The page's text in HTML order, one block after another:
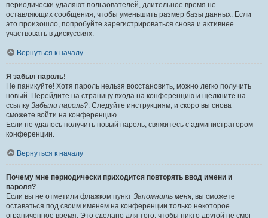
периодически удаляют пользователей, длительное время не
оставляющих сообщения, чтобы уменьшить размер базы данных. Если
это произошло, попробуйте зарегистрироваться снова и активнее
участвовать в дискуссиях.
Вернуться к началу
Я забыл пароль!
Не паникуйте! Хотя пароль нельзя восстановить, можно легко получить
новый. Перейдите на страницу входа на конференцию и щёлкните на
ссылку Забыли пароль?. Следуйте инструкциям, и скоро вы снова
сможете войти на конференцию.
Если не удалось получить новый пароль, свяжитесь с администратором
конференции.
Вернуться к началу
Почему мне периодически приходится повторять ввод имени и
пароля?
Если вы не отметили флажком пункт Запомнить меня, вы сможете
оставаться под своим именем на конференции только некоторое
ограниченное время. Это сделано для того, чтобы никто другой не смог